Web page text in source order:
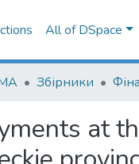
All of DSpace
Збірники
at